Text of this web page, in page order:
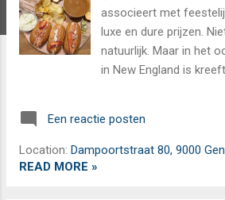
associeert met
luxe en dure prijzen.
natuurlijk. Maar in het
in New England is
sweet bun, met wat
een zakje chips erbij.
Een reactie posten
Location: Dampoortstraat 80, 9000
READ MORE »